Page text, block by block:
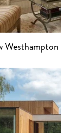
Westhampton